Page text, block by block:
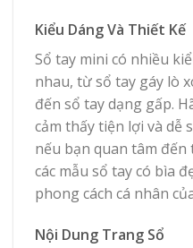
Kiểu Dáng Và Thiết Kế
Sổ tay mini có nhiều
nhau, từ sổ tay gáy lò
đến sổ tay dạng gấp.
cảm thấy tiện lợi và dễ
nếu bạn quan tâm đến
các mẫu sổ tay có bìa
phong cách cá nhân
Nội Dung Trang Sổ